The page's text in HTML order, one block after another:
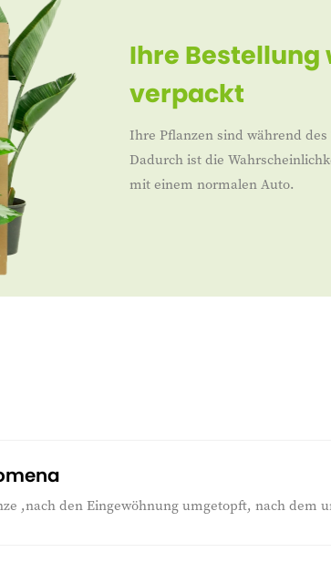
Ihre
verpackt
Ihre Pflanzen sind während
Dadurch ist die
mit einem normalen Auto.
,nach den Eingewöhnung umgetopft, nach dem